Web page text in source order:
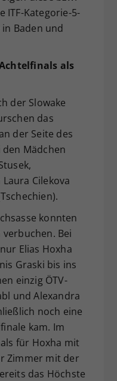
ITF-Kategorie-5-
Baden und
als
der Slowake
das
der Seite des
den Mädchen
Cilekova
konnten
Bei
Elias Hoxha
Graski bis ins
einzig ÖTV-
und Alexandra
noch eine
kam. Im
für Hoxha mit
Zimmer mit der
das Höchste
Ihre Consent-
anderem eine
falls der